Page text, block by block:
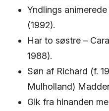
Yndlings
(1992).
Har to søstre –
1988).
Søn af Richard (f.
Mulholland)
Gik fra hinanden